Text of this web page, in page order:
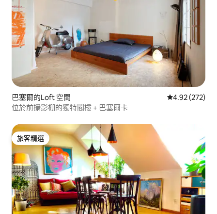
巴塞爾的Loft 空間 從 272 則評價
4.92 (272)
位於前攝影棚的獨特閣樓 + 巴塞爾卡
旅客精選
旅客精選